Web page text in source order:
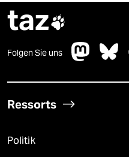
taz
Folgen Sie uns
Ressorts
Politik